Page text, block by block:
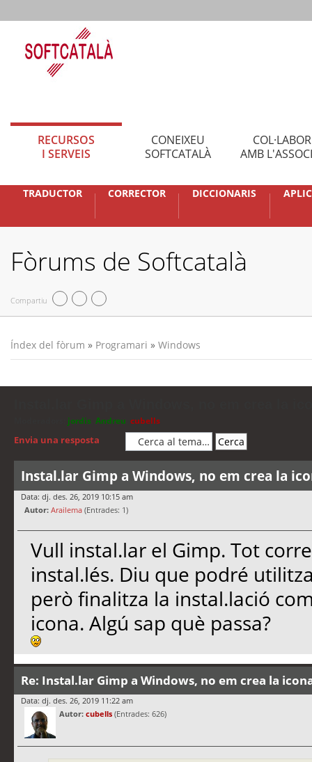
RECURSOS
I SERVEIS
CONEIXEU
SOFTCATALÀ
AMB
TRADUCTOR CORRECTOR DICCIONARIS
Fòrums de Softcatalà
Compartiu
Índex del fòrum » Programari » Windows
jordis Andreu cubells
Envia una resposta
Instal.lar Gimp a Windows, no em crea la
Data: dj. des. 26, 2019 10:15 am
Autor: Arailema (Entrades: 1)
Vull instal.lar el Gimp. Tot
instal.lés. Diu que podré
però finalitza la instal.lació
icona. Algú sap què passa?
Re: Instal.lar Gimp a Windows, no em crea la
Data: dj. des. 26, 2019 11:22 am
Autor: cubells (Entrades: 626)